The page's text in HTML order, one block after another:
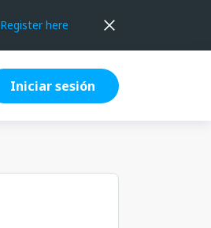
Register here
Iniciar sesión